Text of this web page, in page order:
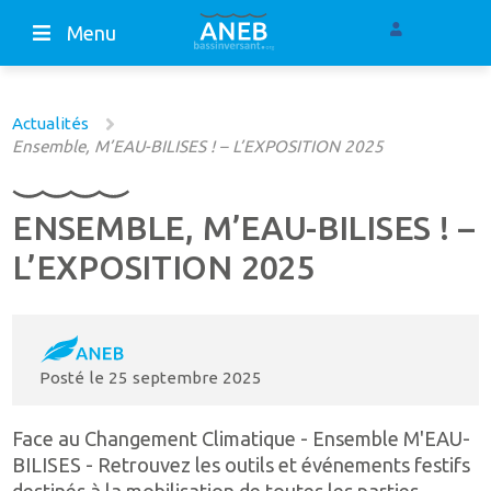
Menu
Actualités
Ensemble, M’EAU-BILISES ! – L’EXPOSITION 2025
ENSEMBLE, M’EAU-BILISES ! –
L’EXPOSITION 2025
Posté le 25 septembre 2025
Face au Changement Climatique - Ensemble M'EAU-
BILISES - Retrouvez les outils et événements festifs